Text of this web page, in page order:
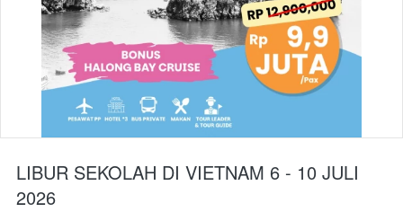
LIBUR SEKOLAH DI VIETNAM 6 - 10 JULI
2026